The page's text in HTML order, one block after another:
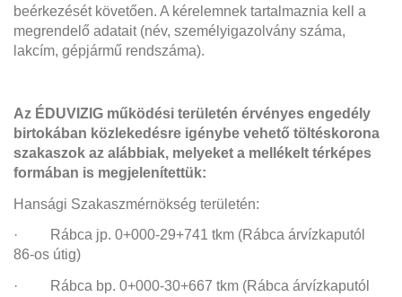
beérkezését követően. A kérelemnek tartalmaznia kell a
megrendelő adatait (név, személyigazolvány száma,
lakcím, gépjármű rendszáma).
Az ÉDUVIZIG működési területén érvényes engedély
birtokában közlekedésre igénybe vehető töltéskorona
szakaszok az alábbiak, melyeket a mellékelt térképes
formában is megjelenítettük:
Hansági Szakaszmérnökség területén:
· Rábca jp. 0+000-29+741 tkm (Rábca árvízkaputól
86-os útig)
· Rábca bp. 0+000-30+667 tkm (Rábca árvízkaputól